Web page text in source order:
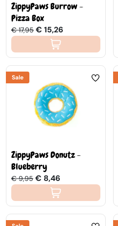
ZippyPaws Burrow -
Pizza Box
€ 17,95 € 15,26
Sale
ZippyPaws Donutz -
Blueberry
€ 9,95 € 8,46